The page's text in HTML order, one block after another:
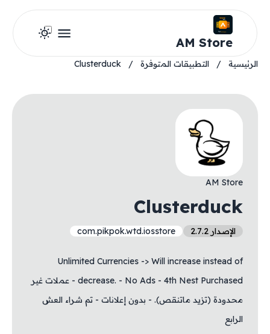
AM Store
الرئيسية / التطبيقات المتوفرة /
Clusterduck
AM Store
Clusterduck
الإصدار 2.7.2 com.pikpok.wtd.iosstore
Unlimited Currencies -> Will increase instead of
decrease. - No Ads - 4th Nest Purchased - عملات غير
محدودة (تزيد ماتنقص). - بدون إعلانات - تم شراء العش
الرابع